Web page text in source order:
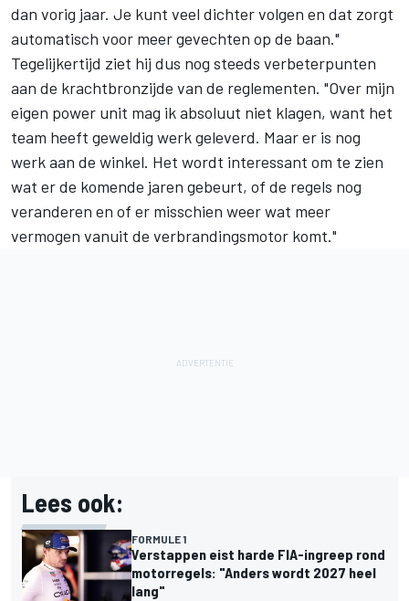
dan vorig jaar. Je kunt veel dichter volgen en dat zorgt
automatisch voor meer gevechten op de baan."
Tegelijkertijd ziet hij dus nog steeds verbeterpunten
aan de krachtbronzijde van de reglementen. "Over mijn
eigen power unit mag ik absoluut niet klagen, want het
team heeft geweldig werk geleverd. Maar er is nog
werk aan de winkel. Het wordt interessant om te zien
wat er de komende jaren gebeurt, of de regels nog
veranderen en of er misschien weer wat meer
vermogen vanuit de verbrandingsmotor komt."
Lees ook:
FORMULE 1
Verstappen eist harde FIA-ingreep rond
motorregels: "Anders wordt 2027 heel
lang"